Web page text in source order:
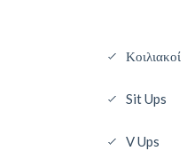
Κοιλιακοί
Sit Ups
V Ups